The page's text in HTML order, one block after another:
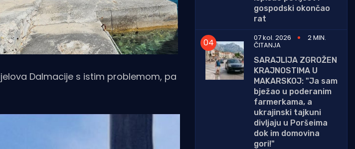
Dalmacije s istim problemom, pa
gospodski okončao
rat
07 kol. 2026
2 MIN.
ČITANJA
SARAJLIJA ZGROŽEN
KRAJNOSTIMA U
MAKARSKOJ: "Ja sam
bježao u poderanim
farmerkama, a
ukrajinski tajkuni
divljaju u Poršeima
dok im domovina
gori!"